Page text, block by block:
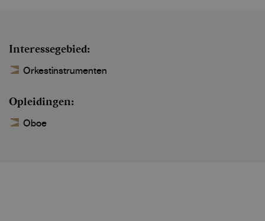
Interessegebied
Orkestinstrumenten
Opleidingen
Oboe